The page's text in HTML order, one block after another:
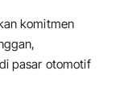
komitmen
pasar otomotif